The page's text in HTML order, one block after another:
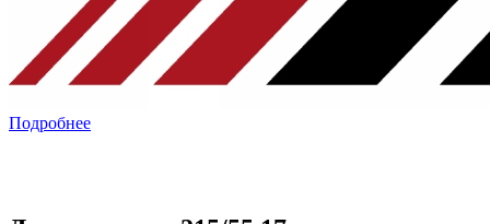
Подробнее